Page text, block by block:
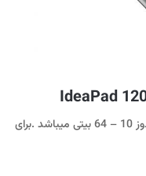
.تمامی درایور های این بخش مخصوص ویندوز 10 – 64 بیتی میباشد .برای